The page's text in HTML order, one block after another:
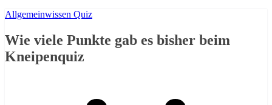
Allgemeinwissen Quiz
Wie viele Punkte gab es bisher beim
Kneipenquiz